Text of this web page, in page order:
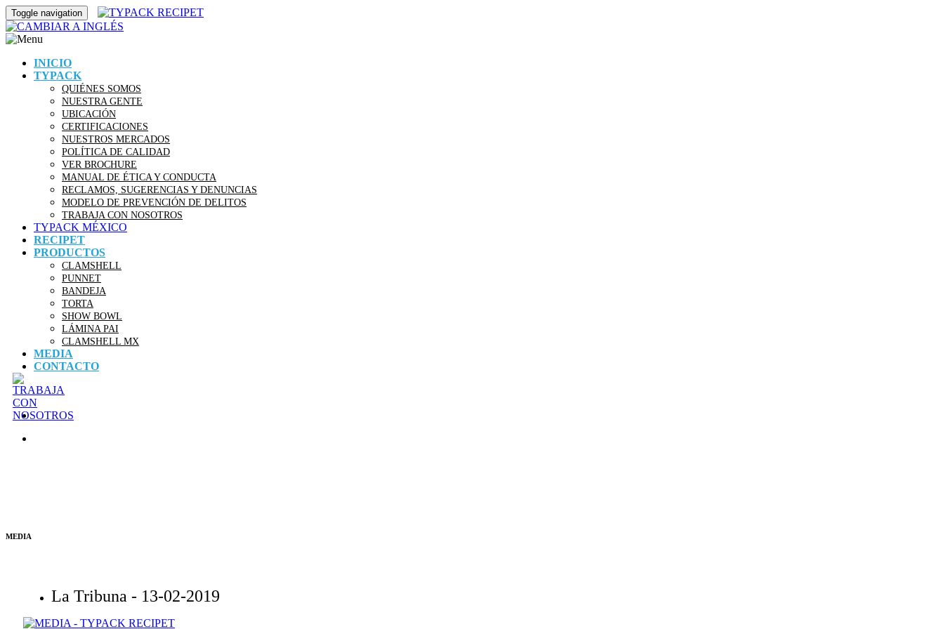
Toggle navigation
INICIO
TYPACK
QUIÉNES SOMOS
NUESTRA GENTE
UBICACIÓN
CERTIFICACIONES
NUESTROS MERCADOS
POLÍTICA DE CALIDAD
VER BROCHURE
MANUAL DE ÉTICA Y CONDUCTA
RECLAMOS, SUGERENCIAS Y DENUNCIAS
MODELO DE PREVENCIÓN DE DELITOS
TRABAJA CON NOSOTROS
TYPACK MÉXICO
RECIPET
PRODUCTOS
CLAMSHELL
PUNNET
BANDEJA
TORTA
SHOW BOWL
LÁMINA PAI
CLAMSHELL MX
MEDIA
CONTACTO
MEDIA
La Tribuna - 13-02-2019